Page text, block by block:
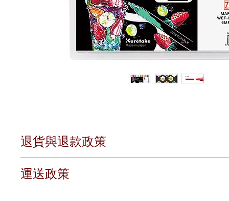
退貨與退款政策
退貨條件
對於有損毀狀況的貨品，或因意外情況未能
運送政策